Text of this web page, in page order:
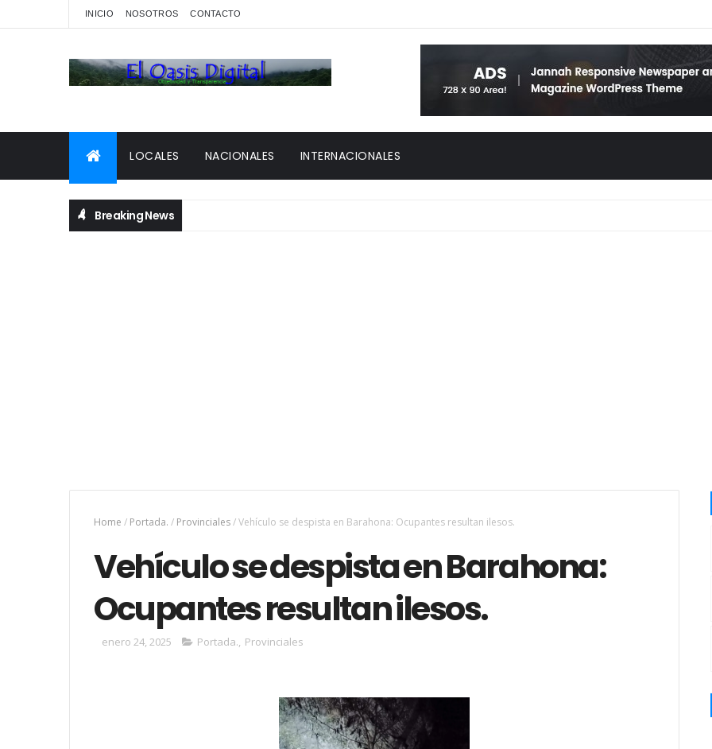
INICIO NOSOTROS CONTACTO
LOCALES NACIONALES INTERNACIONALES
Breaking News
Home / Portada. / Provinciales/Vehículo se despista en Barahona: Ocupantes resultan ilesos.
Vehículo se despista en Barahona:
Ocupantes resultan ilesos.
enero 24, 2025 Portada., Provinciales